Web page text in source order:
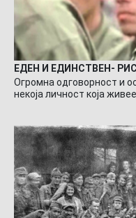
ЕДЕН И ЕДИНСТВЕН-
Огромна одговорност и
некоја личност која